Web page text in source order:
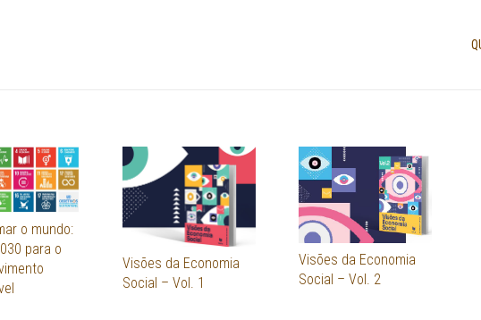
o mundo:
para o
Visões da Economia
Social – Vol. 1
Visões da Economia
Social – Vol. 2